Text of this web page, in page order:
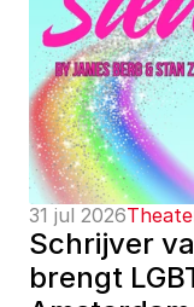
31 jul 2026
Schrijver
brengt